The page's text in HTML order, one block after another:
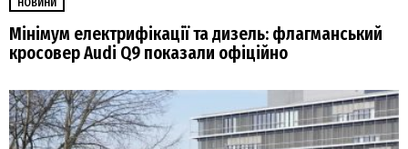
Мінімум електрифікації та дизель: флагманський
кросовер Audi Q9 показали офіційно